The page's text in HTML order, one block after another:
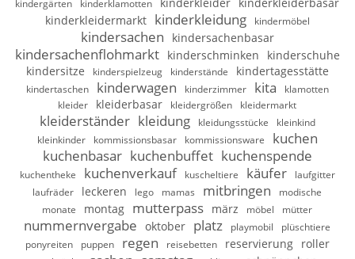
kindergärten kinderklamotten
kinderkleidermarkt kinderkleidung kindermöbel
kindersachen kindersachenbasar
kindersachenflohmarkt kinderschminken
kinderschuhe
kindersitze
kinderspielzeug kinderstände kindertagesstätte
kindertaschen kinderwagen kinderzimmer kita
klamotten
kleider
kleiderbasar kleidergrößen kleidermarkt
kleiderständer kleidung kleidungsstücke
kleinkind
kleinkinder
kommissionsbasar kommissionsware
kuchen
kuchenbasar kuchenbuffet kuchenspende
kuchentheke kuchenverkauf kuscheltiere käufer
laufgitter
laufräder
leckeren lego mamas mitbringen
modische
monate
montag mutterpass märz möbel mütter
nummernvergabe oktober platz playmobil
plüschtiere
ponyreiten
puppen regen reisebetten reservierung roller